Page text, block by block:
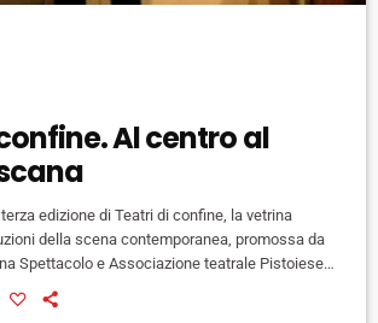
Al centro al
edizione di Teatri di confine, la vetrina
della scena contemporanea, promossa da
Spettacolo e Associazione teatrale Pistoiese
Regione Toscana. Dal 9 giugno al 3 luglio sei
in tre spazi della città: Villa di Scornio, sede della